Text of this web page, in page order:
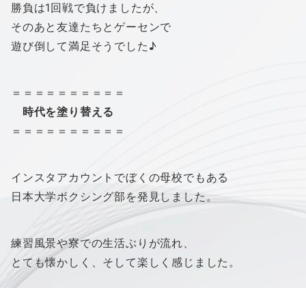
勝負は1回戦で負けましたが、
そのあと友達たちとゲーセンで
遊び倒して満足そうでした♪
＝＝＝＝＝＝＝＝＝＝
時代を塗り替える
＝＝＝＝＝＝＝＝＝＝
インスタアカウントでぼくの母校でもある
日本大学ボクシング部を発見しました。
練習風景や寮での生活ぶりが流れ、
とても懐かしく、そして楽しく感じました。